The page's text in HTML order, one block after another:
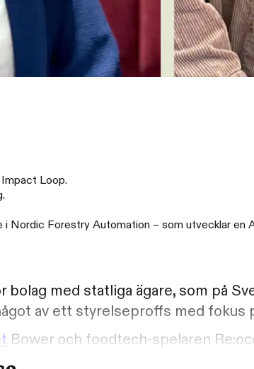
Loop.
Nordic Forestry Automation – som utvecklar en
med statliga ägare, som på
av ett styrelseproffs med fokus
Bower och foodtech-spelaren